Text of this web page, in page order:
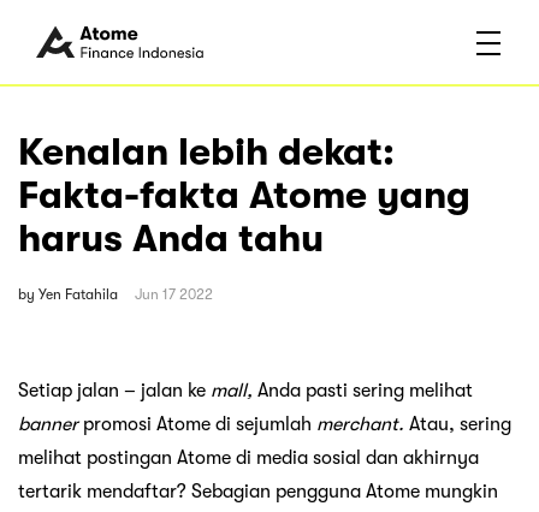
Kenalan lebih dekat:
Fakta-fakta Atome yang
harus Anda tahu
by Yen Fatahila Jun 17 2022
Setiap jalan – jalan ke mall, Anda pasti sering melihat
bannerpromosi Atome di sejumlah merchant. Atau, sering
melihat postingan Atome di media sosial dan akhirnya
tertarik mendaftar? Sebagian pengguna Atome mungkin